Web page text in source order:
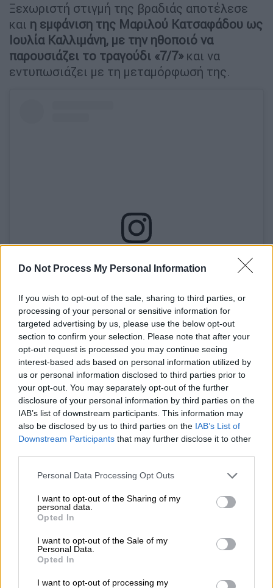
Do Not Process My Personal Information
If you wish to opt-out of the sale, sharing to third parties, or
processing of your personal or sensitive information for
targeted advertising by us, please use the below opt-out
section to confirm your selection. Please note that after your
opt-out request is processed you may continue seeing
interest-based ads based on personal information utilized by
us or personal information disclosed to third parties prior to
your opt-out. You may separately opt-out of the further
disclosure of your personal information by third parties on the
IAB’s list of downstream participants. This information may
also be disclosed by us to third parties on the IAB’s List of
Downstream Participants that may further disclose it to other
Please note that this website/app uses one or more Google
not limited to your visit or usage behaviour. You may click to
grant or deny consent to Google and its third-party tags to
use your data for below specified purposes in below Google
consent section.
Personal Data Processing Opt Outs
I want to opt-out of the Sharing of my
personal data.
Opted In
I want to opt-out of the Sale of my
Personal Data.
Opted In
I want to opt-out of processing my
Ξεχωριστή στιγμή της βραδιάς αποτέλεσε
και η εμφάνιση της Μαριλού Κατσαφάδου ως
Ιουλία Καλλιμάνη, με την ηθοποιό να
παρουσιάζει το τραγούδι «7/7» και να
εντυπωσιάζει με τη μεταμόρφωσή της.
Η έκπληξη κορυφώθηκε όταν στο πλατό
εμφανίστηκε η πραγματική Ιουλία Καλλιμάνη,
αφήνοντας άφωνη τη Μαριλού Κατσαφάδου
Η γνωστή τραγουδίστρια δήλωσε
ενθουσιασμένη με το αποτέλεσμα,
πόσο πολύ της έμοιαζε η διαγωνιζόμενη.